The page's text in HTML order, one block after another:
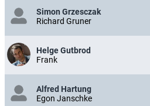
Simon Grzesczak
Richard Gruner
Helge Gutbrod
Frank
Alfred Hartung
Egon Janschke